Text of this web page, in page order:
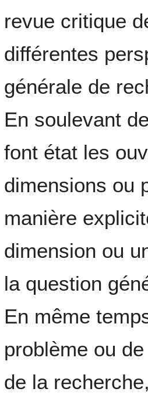
revue critique
différentes
générale de
En soulevant
font état les
dimensions ou
manière
dimension ou
la question
En même
problème ou
de la